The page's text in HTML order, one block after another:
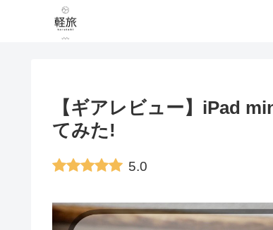
【ギアレビュー】iPad
てみた!
5.0